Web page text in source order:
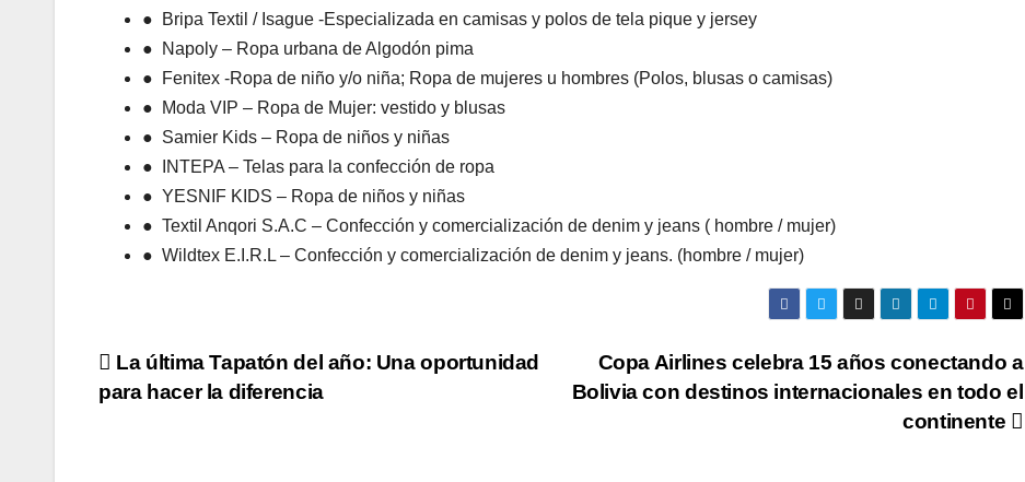
● Bripa Textil / Isague -Especializada en camisas y polos de tela pique y jersey
● Napoly – Ropa urbana de Algodón pima
● Fenitex -Ropa de niño y/o niña; Ropa de mujeres u hombres (Polos, blusas o camisas)
● Moda VIP – Ropa de Mujer: vestido y blusas
● Samier Kids – Ropa de niños y niñas
● INTEPA – Telas para la confección de ropa
● YESNIF KIDS – Ropa de niños y niñas
● Textil Anqori S.A.C – Confección y comercialización de denim y jeans ( hombre / mujer)
● Wildtex E.I.R.L – Confección y comercialización de denim y jeans. (hombre / mujer)
Navegación
de
Copa Airlines celebra 15 años conectando a
Bolivia con destinos internacionales en todo el
continente
La última Tapatón del año: Una oportunidad
para hacer la diferencia